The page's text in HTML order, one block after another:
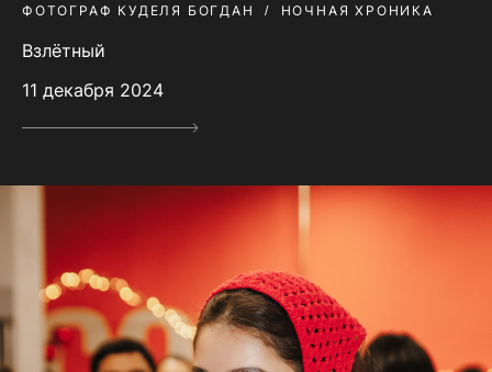
ФОТОГРАФ КУДЕЛЯ БОГДАН НОЧНАЯ ХРОНИКА
Взлётный
11 декабря 2024